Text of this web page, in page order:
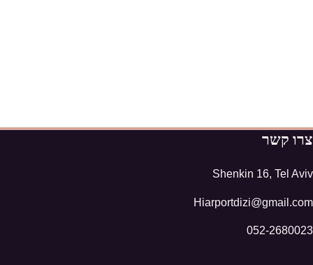
צרו קשר
Shenkin 16, Tel Aviv
Hiarportdizi@gmail.com
052-2680023